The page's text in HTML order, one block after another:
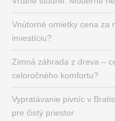
Vnútorné omietky cena za
investíciu?
Zimná záhrada z dreva –
celoročného komfortu?
Vypratávanie pivníc v
pre čistý priestor